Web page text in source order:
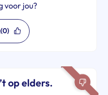
voor jou?
(0)
op elders.